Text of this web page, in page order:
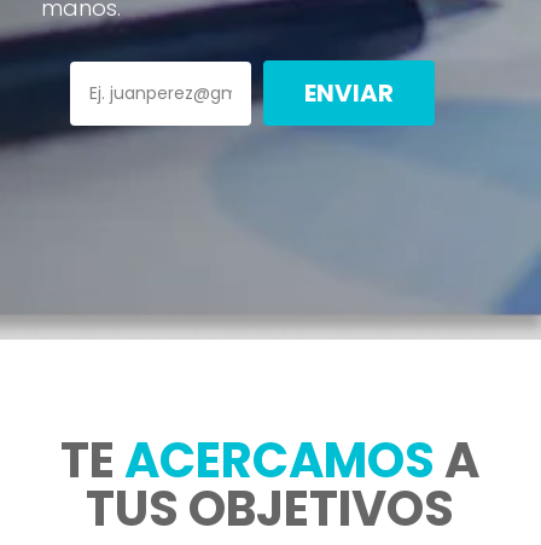
manos.
ENVIAR
TEACERCAMOSA
TUS OBJETIVOS